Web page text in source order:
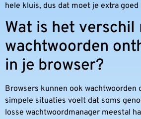
hele kluis, dus dat moet je extra goed
Wat is het verschil
wachtwoorden
in je browser?
Browsers kunnen ook wachtwoorden
simpele situaties voelt dat soms
losse wachtwoordmanager meestal